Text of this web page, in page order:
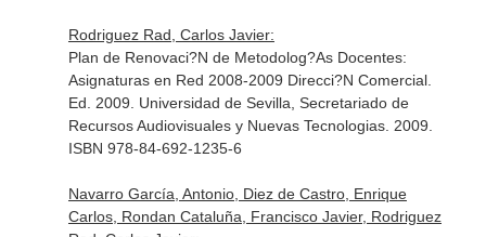
Rodriguez Rad, Carlos Javier:
Plan de Renovaci?N de Metodolog?As Docentes:
Asignaturas en Red 2008-2009 Direcci?N Comercial.
Ed. 2009. Universidad de Sevilla, Secretariado de
Recursos Audiovisuales y Nuevas Tecnologias. 2009.
ISBN 978-84-692-1235-6
Navarro García, Antonio, Diez de Castro, Enrique
Carlos, Rondan Cataluña, Francisco Javier, Rodriguez